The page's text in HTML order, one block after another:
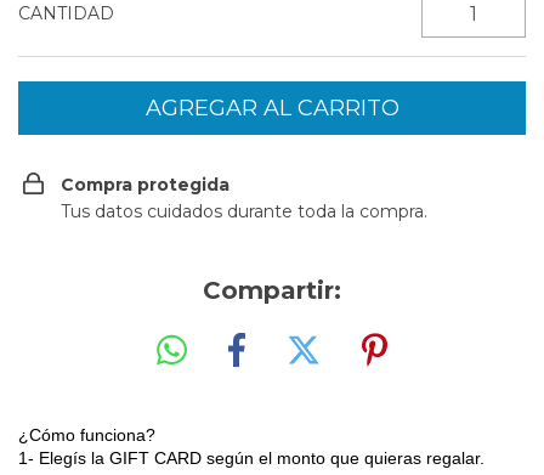
CANTIDAD
Compra protegida
Tus datos cuidados durante toda la compra.
Compartir:
¿Cómo funciona?
1- Elegís la GIFT CARD según el monto que quieras regalar.